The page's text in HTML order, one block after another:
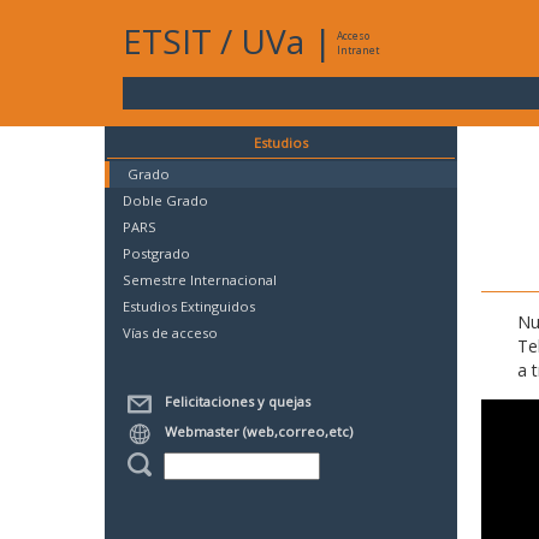
ETSIT / UVa |
Acceso
Intranet
Estudios
Grado
Doble Grado
PARS
Postgrado
Semestre Internacional
Estudios Extinguidos
Vías de acceso
Felicitaciones y quejas
Webmaster (web,correo,etc)
a